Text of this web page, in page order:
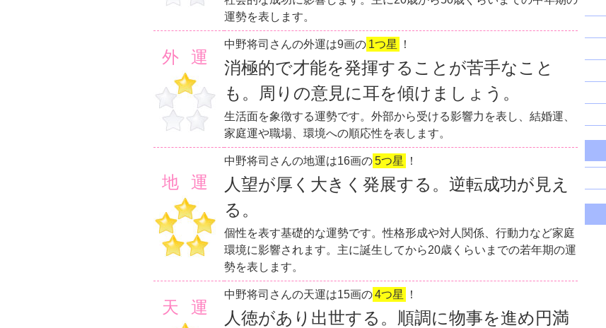
運勢を表します。
外運
中野将司さんの外運は9画の 1つ星 ！
消極的で才能を発揮することが苦手なこと
も。周りの意見に耳を傾けましょう。
生活面を象徴する運勢です。外部から受ける影響力を表し、結婚運、
家庭運や職場、環境への順応性を表します。
地運
中野将司さんの地運は16画の5つ星 ！
人望が厚く大きく発展する。逆転成功が見え
る。
個性を表す基礎的な運勢です。性格形成や対人関係、行動力など家庭
環境に影響されます。主に誕生してから20歳くらいまでの若年期の運
勢を表します。
天運
中野将司さんの天運は15画の4つ星 ！
人徳があり出世する。順調に物事を進め円満